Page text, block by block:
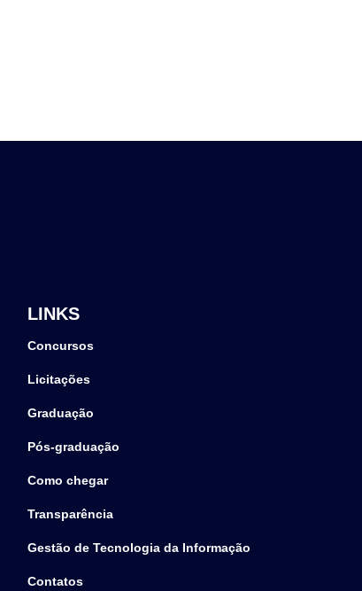
LINKS
Concursos
Licitações
Graduação
Pós-graduação
Como chegar
Transparência
Gestão de Tecnologia da Informação
Contatos